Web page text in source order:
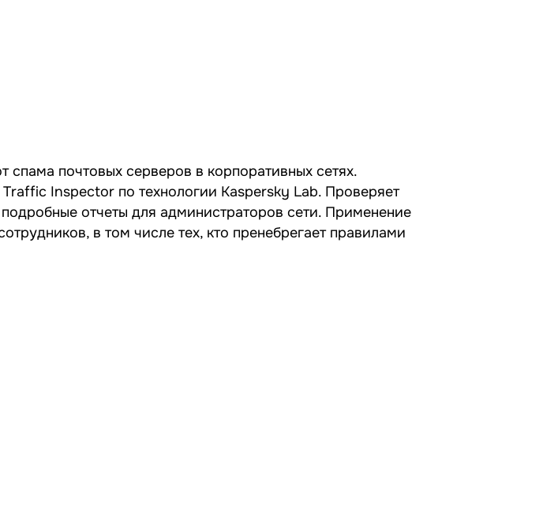
почтовых серверов в корпоративных сетях.
Inspector по технологии Kaspersky Lab. Проверяет
отчеты для администраторов сети. Применение
в том числе тех, кто пренебрегает правилами